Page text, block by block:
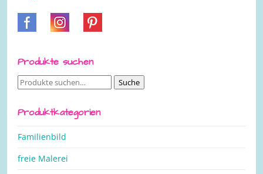
Produkte suchen
Suche
Suche
Produktkategorien
Familienbild
freie Malerei